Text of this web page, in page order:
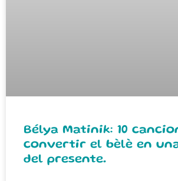
Bélya Matinik: 10
convertir el bèlè en
del presente.